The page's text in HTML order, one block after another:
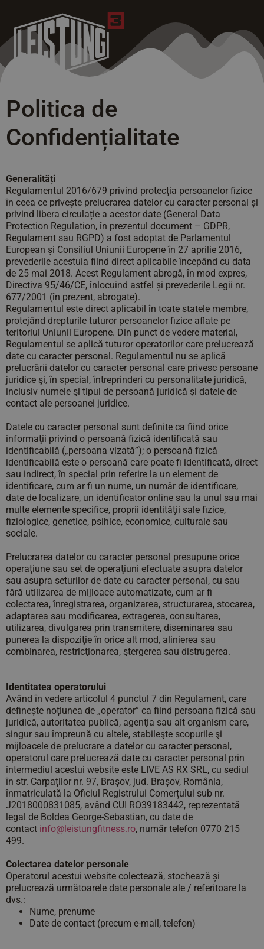
Politica de
Confidențialitate
Generalități
Regulamentul 2016/679 privind protecția persoanelor fizice
în ceea ce privește prelucrarea datelor cu caracter personal și
privind libera circulație a acestor date (General Data
Protection Regulation, în prezentul document – GDPR,
Regulament sau RGPD) a fost adoptat de Parlamentul
European și Consiliul Uniunii Europene în 27 aprilie 2016,
prevederile acestuia fiind direct aplicabile începând cu data
de 25 mai 2018. Acest Regulament abrogă, în mod expres,
Directiva 95/46/CE, înlocuind astfel și prevederile Legii nr.
677/2001 (în prezent, abrogate).
Regulamentul este direct aplicabil în toate statele membre,
protejând drepturile tuturor persoanelor fizice aflate pe
teritoriul Uniunii Europene. Din punct de vedere material,
Regulamentul se aplică tuturor operatorilor care prelucrează
date cu caracter personal. Regulamentul nu se aplică
prelucrării datelor cu caracter personal care privesc persoane
juridice şi, în special, întreprinderi cu personalitate juridică,
inclusiv numele şi tipul de persoană juridică şi datele de
contact ale persoanei juridice.
Datele cu caracter personal sunt definite ca fiind orice
informaţii privind o persoană fizică identificată sau
identificabilă („persoana vizată”); o persoană fizică
identificabilă este o persoană care poate fi identificată, direct
sau indirect, în special prin referire la un element de
identificare, cum ar fi un nume, un număr de identificare,
date de localizare, un identificator online sau la unul sau mai
multe elemente specifice, proprii identităţii sale fizice,
fiziologice, genetice, psihice, economice, culturale sau
sociale.
Prelucrarea datelor cu caracter personal presupune orice
operaţiune sau set de operaţiuni efectuate asupra datelor
sau asupra seturilor de date cu caracter personal, cu sau
fără utilizarea de mijloace automatizate, cum ar fi
colectarea, înregistrarea, organizarea, structurarea, stocarea,
adaptarea sau modificarea, extragerea, consultarea,
utilizarea, divulgarea prin transmitere, diseminarea sau
punerea la dispoziţie în orice alt mod, alinierea sau
combinarea, restricţionarea, ştergerea sau distrugerea.
Identitatea operatorului
Având în vedere articolul 4 punctul 7 din Regulament, care
definește noțiunea de „operator” ca fiind persoana fizică sau
juridică, autoritatea publică, agenţia sau alt organism care,
singur sau împreună cu altele, stabileşte scopurile şi
mijloacele de prelucrare a datelor cu caracter personal,
operatorul care prelucrează date cu caracter personal prin
intermediul acestui website este LIVE AS RX SRL, cu sediul
în str. Carpaților nr. 97, Brașov, jud. Brașov, România,
înmatriculată la Oficiul Registrului Comerțului sub nr.
J2018000831085, având CUI RO39183442, reprezentată
legal de Boldea George-Sebastian, cu date de
contact info@leistungfitness.ro, număr telefon 0770 215
499.
Colectarea datelor personale
Operatorul acestui website colectează, stochează și
prelucrează următoarele date personale ale / referitoare la
dvs.:
Nume, prenume
Date de contact (precum e-mail, telefon)